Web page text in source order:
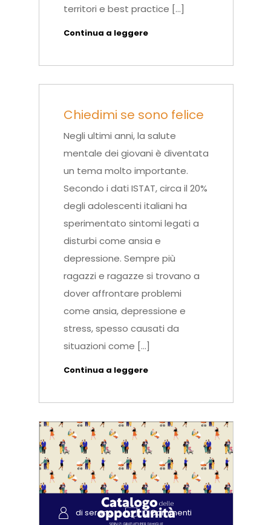
territori e best practice […]
Continua a leggere
Chiedimi se sono felice
Negli ultimi anni, la salute
mentale dei giovani è diventata
un tema molto importante.
Secondo i dati ISTAT, circa il 20%
degli adolescenti italiani ha
sperimentato sintomi legati a
disturbi come ansia e
depressione. Sempre più
ragazzi e ragazze si trovano a
dover affrontare problemi
come ansia, depressione e
stress, spesso causati da
situazioni come […]
Continua a leggere
di serena 0 Commenti